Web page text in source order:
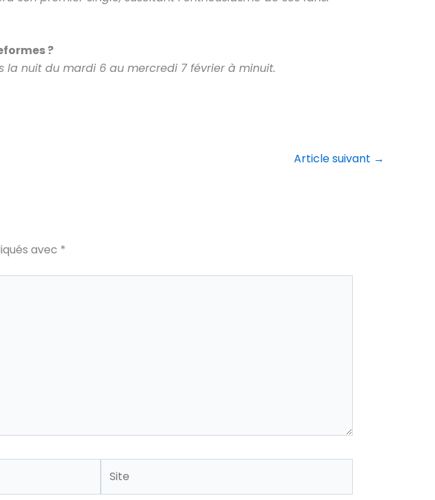
?
la nuit du mardi 6 au mercredi 7 février à minuit.
Article suivant →
avec *